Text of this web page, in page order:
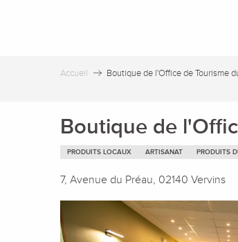
Accueil Boutique de l'Office de Tourisme
Boutique de
PRODUITS LOCAUX ARTISANAT PRODUITS
7, Avenue du Préau, 02140 Vervins